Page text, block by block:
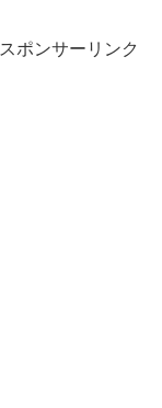
スポンサーリンク